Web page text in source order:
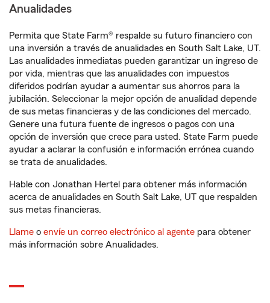
Anualidades
Permita que State Farm® respalde su futuro financiero con
una inversión a través de anualidades en South Salt Lake, UT.
Las anualidades inmediatas pueden garantizar un ingreso de
por vida, mientras que las anualidades con impuestos
diferidos podrían ayudar a aumentar sus ahorros para la
jubilación. Seleccionar la mejor opción de anualidad depende
de sus metas financieras y de las condiciones del mercado.
Genere una futura fuente de ingresos o pagos con una
opción de inversión que crece para usted. State Farm puede
ayudar a aclarar la confusión e información errónea cuando
se trata de anualidades.
Hable con Jonathan Hertel para obtener más información
acerca de anualidades en South Salt Lake, UT que respalden
sus metas financieras.
Llame o envíe un correo electrónico al agente para obtener
más información sobre Anualidades.